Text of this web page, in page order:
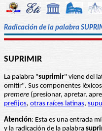
Radicación de la palabra
SUPRIMIR
La palabra "suprimir" viene del
omitir". Sus componentes
premere (presionar, apretar,
prefijos, otras raíces latinas,
Atención: Esta es una entrada
y la radicación de la palabra